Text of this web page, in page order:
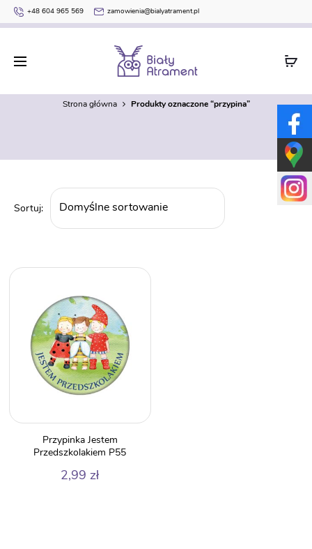
+48 604 965 569 zamowienia@bialyatrament.pl
przypina
Strona główna Produkty oznaczone “przypina”
Przypinka Jestem
Przedszkolakiem P55
2,99 zł